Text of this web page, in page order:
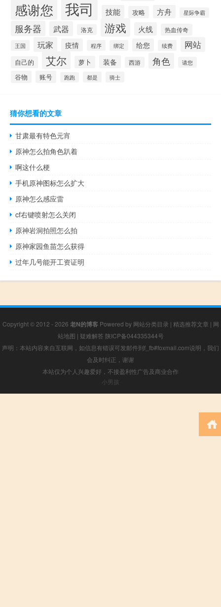
感谢您 我司 技能 攻略 方舟 星际争霸
服务器 武器 洛克 游戏 火线 热血传奇
王国 玩家 疫情 程序 绑定 给您 续费 网站
自己的 艾尔 萝卜 装备 西游 角色 请您
谷物 账号 跑跑 都是 骑士
猜你想看的文章
甘肃最有特色元宵
原神怎么拍角色趴着
啊这什么梗
手机原神图标怎么扩大
原神怎么感应雷
cf右键喷射怎么关闭
原神岩洞拍照怎么拍
原神家园鱼苗怎么获得
过年几号能开工资证明
Copyright © 2012 - 2026 老N的博客Powered by 网站分类目录 | 精选推荐文章 | 网
站地图 | 疑难解答 陕ICP备044335344号
声明：本站内容来自互联网，如信息有错误可发邮件到f_fb#foxmail.com说明，我们
会及时纠正，谢谢
本站仅为个人兴趣爱好，不接盈利性广告及商业合作
小男孩